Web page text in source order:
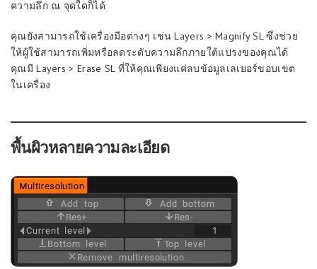
ความลึก ณ จุดใดก็ได้
คุณยังสามารถใช้เครื่องมือต่างๆ เช่น Layers > Magnify SL ซึ่งช่วย
ให้ผู้ใช้สามารถเพิ่มหรือลดระดับความลึกภายใต้แปรงของคุณได้
คุณมี Layers > Erase SL ที่ให้คุณเพียงแค่ลบข้อมูลเลเยอร์ขอบเขต
ในเครื่อง
พื้นผิวหลายความละเอียด